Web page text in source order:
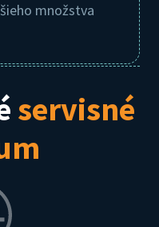
množstva
servisné